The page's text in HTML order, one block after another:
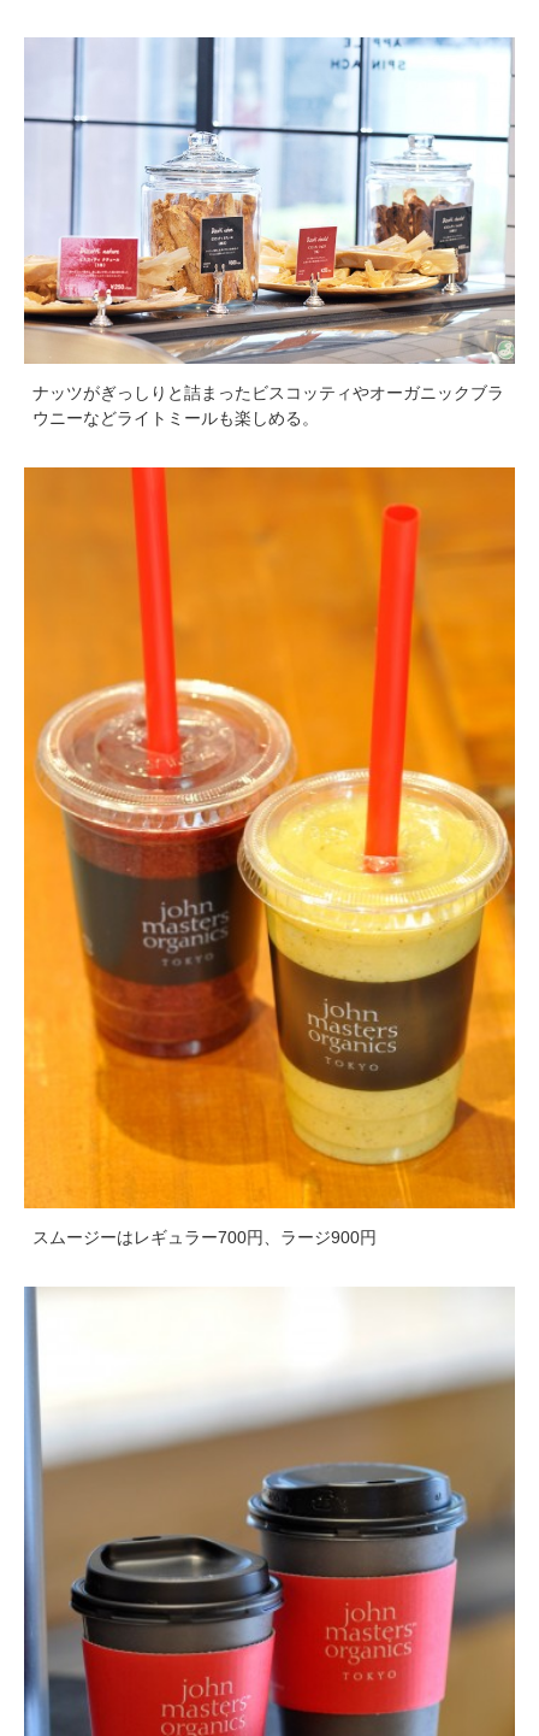
ナッツがぎっしりと詰まったビスコッティやオーガニックブラ
ウニーなどライトミールも楽しめる。
スムージーはレギュラー700円、ラージ900円